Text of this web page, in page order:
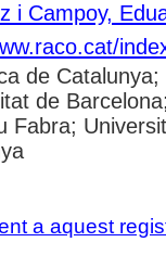
i Campoy,
de
de
Fabra;
a aquest